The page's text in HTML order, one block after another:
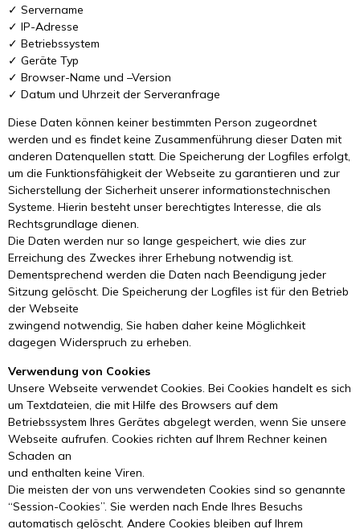
✓ Servername
✓ IP-Adresse
✓ Betriebssystem
✓ Geräte Typ
✓ Browser-Name und –Version
✓ Datum und Uhrzeit der Serveranfrage
Diese Daten können keiner bestimmten Person zugeordnet
werden und es findet keine Zusammenführung dieser Daten mit
anderen Datenquellen statt. Die Speicherung der Logfiles erfolgt,
um die Funktionsfähigkeit der Webseite zu garantieren und zur
Sicherstellung der Sicherheit unserer informationstechnischen
Systeme. Hierin besteht unser berechtigtes Interesse, die als
Rechtsgrundlage dienen.
Die Daten werden nur so lange gespeichert, wie dies zur
Erreichung des Zweckes ihrer Erhebung notwendig ist.
Dementsprechend werden die Daten nach Beendigung jeder
Sitzung gelöscht. Die Speicherung der Logfiles ist für den Betrieb
der Webseite
zwingend notwendig, Sie haben daher keine Möglichkeit
dagegen Widerspruch zu erheben.
Verwendung von Cookies
Unsere Webseite verwendet Cookies. Bei Cookies handelt es sich
um Textdateien, die mit Hilfe des Browsers auf dem
Betriebssystem Ihres Gerätes abgelegt werden, wenn Sie unsere
Webseite aufrufen. Cookies richten auf Ihrem Rechner keinen
Schaden an
und enthalten keine Viren.
Die meisten der von uns verwendeten Cookies sind so genannte
“Session-Cookies”. Sie werden nach Ende Ihres Besuchs
automatisch gelöscht. Andere Cookies bleiben auf Ihrem